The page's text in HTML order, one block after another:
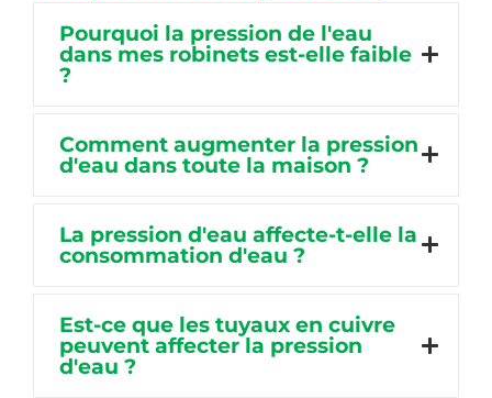
Pourquoi la pression de l'eau
dans mes robinets est-elle faible
?
Comment augmenter la pression
d'eau dans toute la maison ?
La pression d'eau affecte-t-elle la
consommation d'eau ?
Est-ce que les tuyaux en cuivre
peuvent affecter la pression
d'eau ?